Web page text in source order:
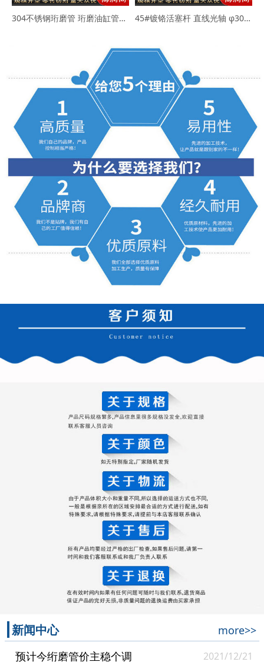
304不锈钢珩磨管 珩磨油缸管63*73 80*89 45#镀铬活塞杆 直线光轴 φ30-45-50mm
新闻中心
more>>
预计今绗磨管价主稳个调
2021/12/21